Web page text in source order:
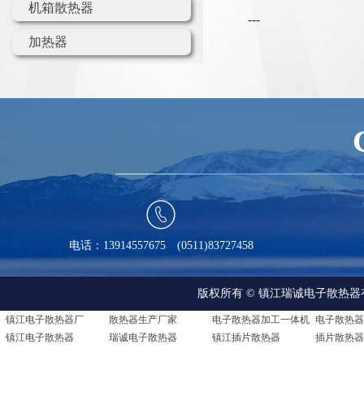
机箱散热器
加热器
---

电话：13914557675 (0511)83727458
版权所有 © 镇江瑞诚电子散热器
镇江电子散热器厂 散热器生产厂家
电子散热器加工一体机
镇江电子散热器
瑞诚电子散热器 镇江插片散热器 插片散热